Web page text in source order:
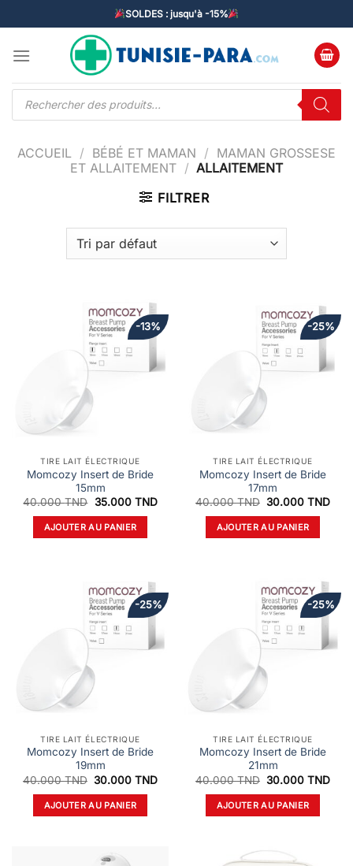
au
contenu
SOLDES : jusqu'à -15%
Recherche
ACCUEIL / BÉBÉ ET MAMAN / MAMAN GROSSESE
ET ALLAITEMENT / ALLAITEMENT
FILTRER
-13%
TIRE LAIT ÉLECTRIQUE
Momcozy Insert de Bride
15mm
40.000TND Le
initial
était :
40.000 TND.
35.000 TNDLe
35.000 TND.
AJOUTER AU PANIER
-25%
TIRE LAIT ÉLECTRIQUE
Momcozy Insert de Bride
17mm
40.000TND Le
initial
était :
40.000 TND.
30.000TNDLe
AJOUTER AU PANIER
-25%
TIRE LAIT ÉLECTRIQUE
Momcozy Insert de Bride
19mm
40.000TND Le
initial
était :
40.000 TND.
30.000TNDLe
30.000 TND.
AJOUTER AU PANIER
-25%
TIRE LAIT ÉLECTRIQUE
Momcozy Insert de Bride
21mm
40.000TND Le
initial
était :
40.000 TND.
30.000TNDLe
AJOUTER AU PANIER